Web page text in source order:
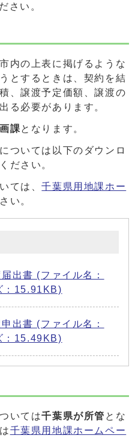
さい。
内の上表に掲げるような
とするときは、契約を結
、譲渡予定価額、譲渡の
る必要があります。
課となります。
ついては以下のダウンロ
ださい。
ては、千葉県用地課ホー
い。
出書 (ファイル名：
15.91KB)
出書 (ファイル名：
15.49KB)
いては千葉県が所管 とな
千葉県用地課ホームペー